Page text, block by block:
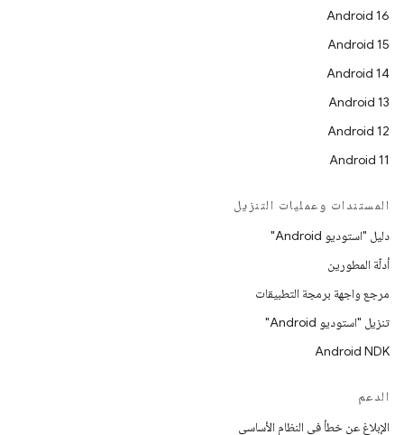
Android 16
Android 15
Android 14
Android 13
Android 12
Android 11
المستندات وعمليات التنزيل
دليل "استوديو Android"
أدلّة المطورين
مرجع واجهة برمجة التطبيقات
تنزيل "استوديو Android"
Android NDK
الدعم
الإبلاغ عن خطأ في النظام الأساسي